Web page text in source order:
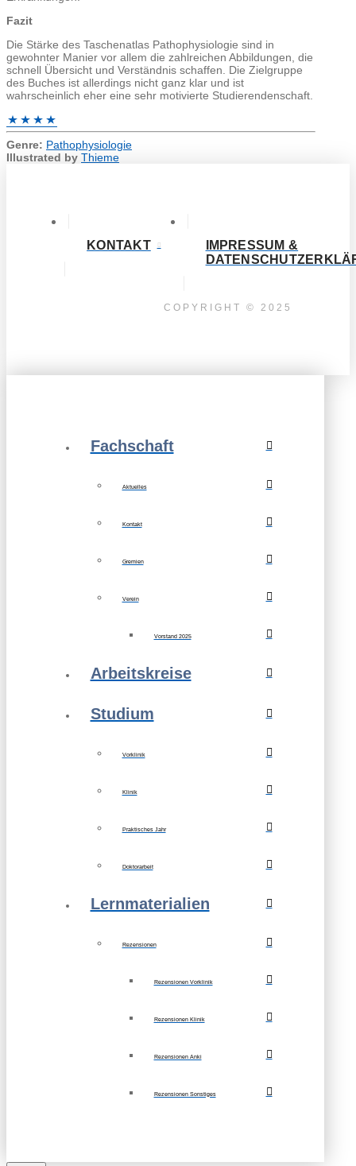
Fazit
Die Stärke des Taschenatlas Pathophysiologie sind in
gewohnter Manier vor allem die zahlreichen Abbildungen, die
schnell Übersicht und Verständnis schaffen. Die Zielgruppe
des Buches ist allerdings nicht ganz klar und ist
wahrscheinlich eher eine sehr motivierte Studierendenschaft.
Genre: Pathophysiologie
Illustrated by Thieme
KONTAKT
IMPRESSUM &
COPYRIGHT © 2025
Fachschaft
Aktuelles
Kontakt
Gremien
Verein
Vorstand 2025
Arbeitskreise
Studium
Vorklinik
Klinik
Praktisches Jahr
Doktorarbeit
Lernmaterialien
Rezensionen
Rezensionen Vorklinik
Rezensionen Klinik
Rezensionen Anki
Rezensionen Sonstiges